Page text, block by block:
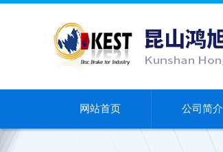
网站首页 公司简介